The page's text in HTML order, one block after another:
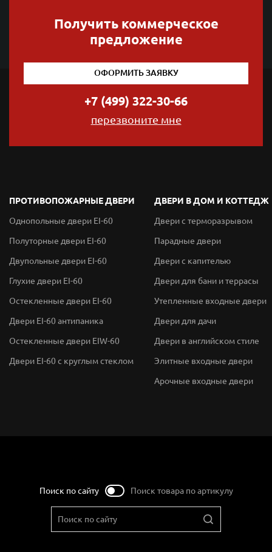
Получить коммерческое
предложение
ОФОРМИТЬ ЗАЯВКУ
+7 (499) 322-30-66
перезвоните мне
ПРОТИВОПОЖАРНЫЕ ДВЕРИ
Однопольные двери EI-60
Полуторные двери EI-60
Двупольные двери EI-60
Глухие двери EI-60
Остекленные двери EI-60
Двери EI-60 антипаника
Остекленные двери EIW-60
Двери EI-60 с круглым стеклом
ДВЕРИ В ДОМ И КОТТЕДЖ
Двери с терморазрывом
Парадные двери
Двери с капителью
Двери для бани и террасы
Утепленные входные двери
Двери для дачи
Двери в английском стиле
Элитные входные двери
Арочные входные двери
Поиск по сайту Поиск товара по артикулу